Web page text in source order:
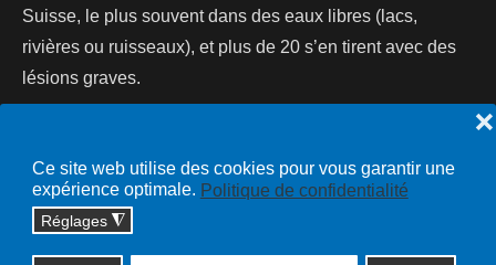
Ce site web utilise des cookies pour vous garantir une
expérience optimale. Politique de confidentialité
Réglages ◮
❌
Suisse, le plus souvent dans des eaux libres (lacs,
rivières ou ruisseaux), et plus de 20 s’en tirent avec des
lésions graves.
Copyright © 2026 cossonay.ch - tous droits réservés | site :